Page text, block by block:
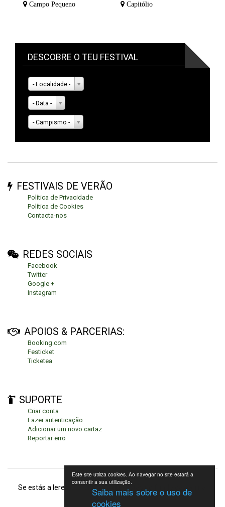
Este site utiliza cookies. Ao navegar no site estará a
consentir a sua utilização.
Saiba mais sobre o uso de
cookies
Campo Pequeno Capitólio
DESCOBRE O TEU FESTIVAL
- Localidade -
- Data -
- Campismo -
FESTIVAIS DE VERÃO
Política de Privacidade
Política de Cookies
Contacta-nos
REDES SOCIAIS
Facebook
Twitter
Google +
Instagram
APOIOS & PARCERIAS:
Booking.com
Festicket
Ticketea
SUPORTE
Criar conta
Fazer autenticação
Adicionar um novo cartaz
Reportar erro
Se estás a leres isto, significa que estás no fundo da página.